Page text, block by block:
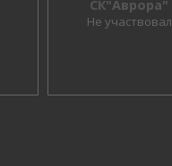
СК"Аврора"
Не участвовал